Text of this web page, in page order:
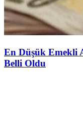
En Düşük Emekli
Belli Oldu